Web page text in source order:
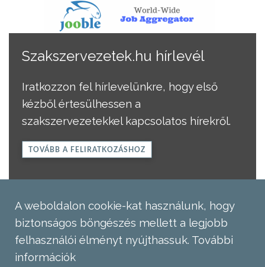
Szakszervezetek.hu hírlevél
Iratkozzon fel hírlevelünkre, hogy első
kézből értesülhessen a
szakszervezetekkel kapcsolatos hírekről.
TOVÁBB A FELIRATKOZÁSHOZ
A weboldalon cookie-kat használunk, hogy
biztonságos böngészés mellett a legjobb
felhasználói élményt nyújthassuk. További
információk